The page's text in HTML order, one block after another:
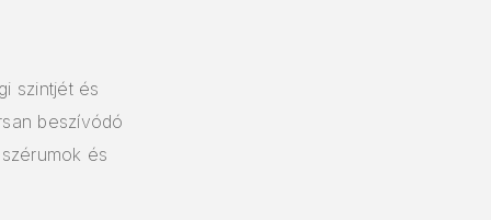
szintjét és
beszívódó
és